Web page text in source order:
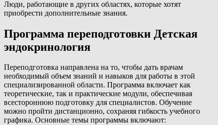
Люди, работающие в других областях, которые хотят
приобрести дополнительные знания.
Программа переподготовки Детская
эндокринология
Переподготовка направлена на то, чтобы дать врачам
необходимый объем знаний и навыков для работы в этой
специализированной области. Программа включает как
теоретические, так и практические модули, обеспечивая
всестороннюю подготовку для специалистов. Обучение
можно пройти дистанционно, сохраняя гибкость учебного
графика. Основные темы программы включают: